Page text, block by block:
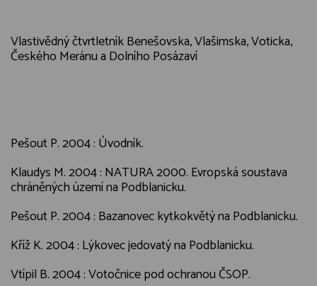
Vlastivědný čtvrtletník Benešovska, Vlašimska, Voticka,
Českého Meránu a Dolního Posázaví
Pešout P. 2004 : Úvodník.
Klaudys M. 2004 : NATURA 2000. Evropská soustava
chráněných území na Podblanicku.
Pešout P. 2004 : Bazanovec kytkokvětý na Podblanicku.
Kříž K. 2004 : Lýkovec jedovatý na Podblanicku.
Vtípil B. 2004 : Votočnice pod ochranou ČSOP.